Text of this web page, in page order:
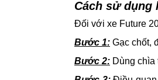
Cách sử dụng
Đối với xe Future
Bước 1:Gạc chốt,
Bước 2:Dùng chìa